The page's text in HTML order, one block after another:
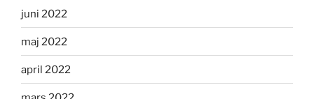
juni 2022
maj 2022
april 2022